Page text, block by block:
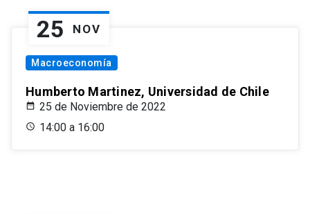
25 NOV
Macroeconomía
Humberto Martinez, Universidad de Chile
25 de Noviembre de 2022
14:00 a 16:00